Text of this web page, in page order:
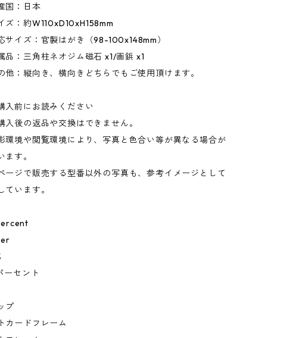
国：日本
ズ：約W110xD10xH158mm
サイズ：官製はがき（98-100x148mm）
品：三角柱ネオジム磁石 x1/画鋲 x1
他：縦向き、横向きどちらでもご使用頂けます。
入前にお読みください
入後の返品や交換はできません。
環境や閲覧環境により、写真と色合い等が異なる場合が
ます。
ージで販売する型番以外の写真も、参考イメージとして
ています。
ーセント
プ
カードフレーム